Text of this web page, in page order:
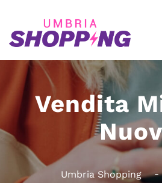
Vendita
Umbria Shopping